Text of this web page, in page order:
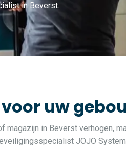
in Beverst.
uw
in Beverst verhogen,
JOJO